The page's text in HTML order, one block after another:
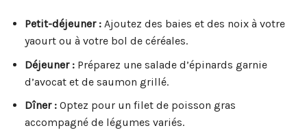
Petit-déjeuner :Ajoutez des baies et des noix à votre
yaourt ou à votre bol de céréales.
Déjeuner :Préparez une salade d’épinards garnie
d’avocat et de saumon grillé.
Dîner :Optez pour un filet de poisson gras
accompagné de légumes variés.